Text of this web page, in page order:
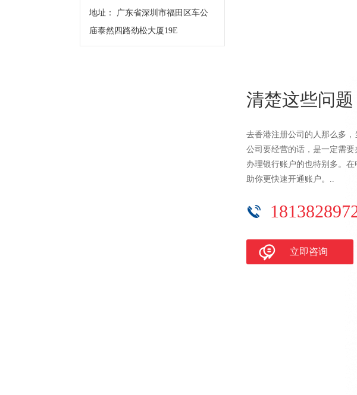
地址： 广东省深圳市福田区车公
庙泰然四路劲松大厦19E
清楚这些问
去香港注册公司的人那么多
公司要经营的话，是一定需
办理银行账户的也特别多。
助你更快速开通账户。..
立即咨询